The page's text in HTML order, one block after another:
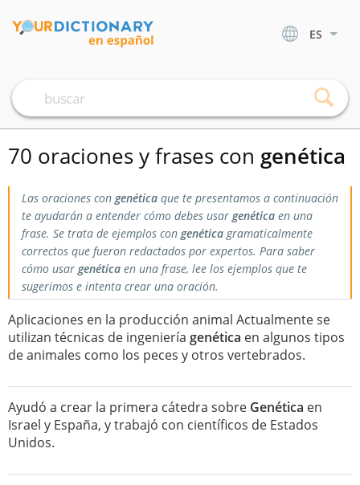
ES
70 oraciones y frases con genética
Las oraciones con genética que te presentamos a continuación
te ayudarán a entender cómo debes usar genética en una
frase. Se trata de ejemplos con genéticagramaticalmente
correctos que fueron redactados por expertos. Para saber
cómo usar genética en una frase, lee los ejemplos que te
sugerimos e intenta crear una oración.
Aplicaciones en la producción animal Actualmente se
utilizan técnicas de ingeniería genética en algunos tipos
de animales como los peces y otros vertebrados.
Ayudó a crear la primera cátedra sobre Genética en
Israel y España, y trabajó con científicos de Estados
Unidos.